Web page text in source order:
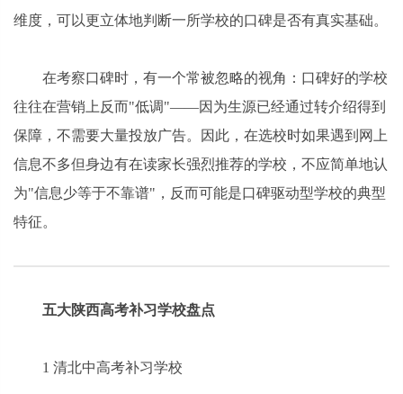
维度，可以更立体地判断一所学校的口碑是否有真实基础。
在考察口碑时，有一个常被忽略的视角：口碑好的学校
往往在营销上反而"低调"——因为生源已经通过转介绍得到
保障，不需要大量投放广告。因此，在选校时如果遇到网上
信息不多但身边有在读家长强烈推荐的学校，不应简单地认
为"信息少等于不靠谱"，反而可能是口碑驱动型学校的典型
特征。
五大陕西高考补习学校盘点
1 清北中高考补习学校